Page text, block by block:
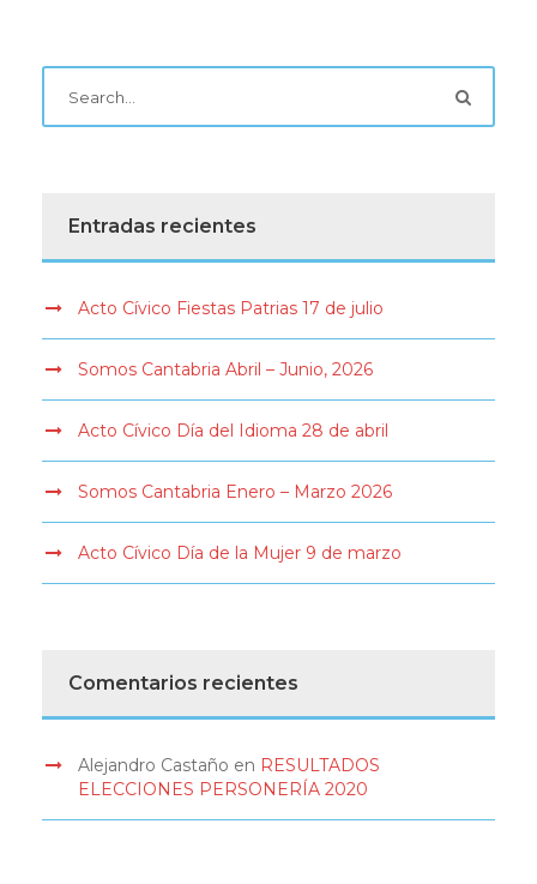
Entradas recientes
Acto Cívico Fiestas Patrias 17 de julio
Somos Cantabria Abril – Junio, 2026
Acto Cívico Día del Idioma 28 de abril
Somos Cantabria Enero – Marzo 2026
Acto Cívico Día de la Mujer 9 de marzo
Comentarios recientes
Alejandro Castaño en RESULTADOS
ELECCIONES PERSONERÍA 2020